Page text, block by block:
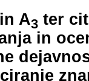
in A3 ter
in